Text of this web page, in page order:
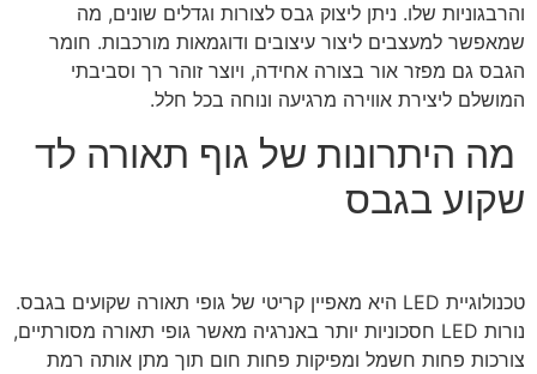
והרבגוניות שלו. ניתן ליצוק גבס לצורות וגדלים שונים, מה
שמאפשר למעצבים ליצור עיצובים ודוגמאות מורכבות. חומר
הגבס גם מפזר אור בצורה אחידה, ויוצר זוהר רך וסביבתי
המושלם ליצירת אווירה מרגיעה ונוחה בכל חלל.
מה היתרונות של גוף תאורה לד
שקוע בגבס
טכנולוגיית LED היא מאפיין קריטי של גופי תאורה שקועים בגבס.
נורות LED חסכוניות יותר באנרגיה מאשר גופי תאורה מסורתיים,
צורכות פחות חשמל ומפיקות פחות חום תוך מתן אותה רמת